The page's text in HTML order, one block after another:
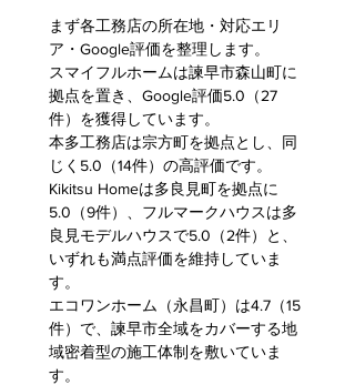
まず各工務店の所在地・対応エリ
ア・Google評価を整理します。
スマイフルホームは諫早市森山町に
拠点を置き、Google評価5.0（27
件）を獲得しています。
本多工務店は宗方町を拠点とし、同
じく5.0（14件）の高評価です。
Kikitsu Homeは多良見町を拠点に
5.0（9件）、フルマークハウスは多
良見モデルハウスで5.0（2件）と、
いずれも満点評価を維持していま
す。
エコワンホーム（永昌町）は4.7（15
件）で、諫早市全域をカバーする地
域密着型の施工体制を敷いていま
す。